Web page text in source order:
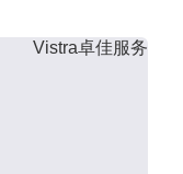
Vistra卓佳服务